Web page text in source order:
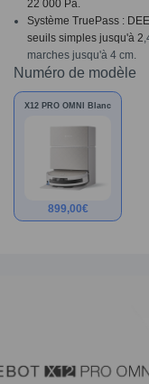
22 000 Pa.
Système TruePass :
seuils simples jusqu'à 2
marches jusqu'à 4 cm.
Numéro de modèle
X12 PRO OMNI Blanc
899,00€